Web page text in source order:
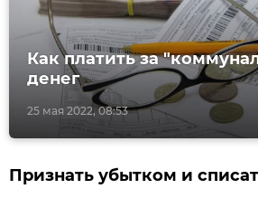
25 мая 2022, 08:53
Как платить за
денег
Признать убытком и